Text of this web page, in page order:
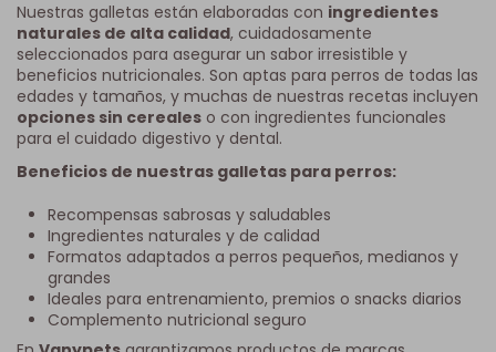
Nuestras galletas están elaboradas con ingredientes
naturales de alta calidad, cuidadosamente
seleccionados para asegurar un sabor irresistible y
beneficios nutricionales. Son aptas para perros de todas las
edades y tamaños, y muchas de nuestras recetas incluyen
opciones sin cereales o con ingredientes funcionales
para el cuidado digestivo y dental.
Beneficios de nuestras galletas para perros:
Recompensas sabrosas y saludables
Ingredientes naturales y de calidad
Formatos adaptados a perros pequeños, medianos y
grandes
Ideales para entrenamiento, premios o snacks diarios
Complemento nutricional seguro